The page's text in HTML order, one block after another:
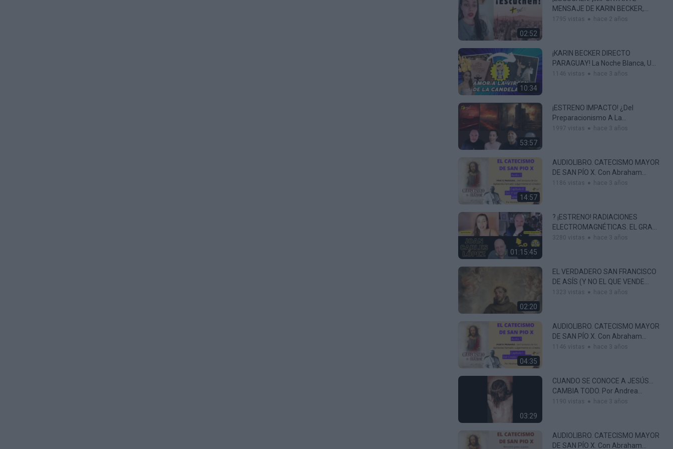
02:52
MENSAJE DE KARIN BECKER,
CORRESPONSAL DE ADORACIÓN
1795 vistas hace 2 años
10:34
¡KARIN BECKER DIRECTO
PARAGUAY! La Noche Blanca, Un
Pueblo Devoto A La Virgen De La
1146 vistas hace 3 años
53:57
¡ESTRENO IMPACTO! ¿Del
Preparacionismo A La
SUPERVIVENCIA EXTREMA?
1997 vistas hace 3 años
14:57
AUDIOLIBRO. CATECISMO MAYOR
DE SAN PÍO X. Con Abraham
García. Audio 2 – Del 1º Art. Del
1186 vistas hace 3 años
01:15:45
? ¡ESTRENO! RADIACIONES
ELECTROMAGNÉTICAS. EL GRAN
PELIGRO QUE SE OCULTA
3280 vistas hace 3 años
02:20
EL VERDADERO SAN FRANCISCO
DE ASÍS (Y NO EL QUE VENDE
BERGOGLIO) Andrea Serrano.
1323 vistas hace 3 años
04:35
AUDIOLIBRO. CATECISMO MAYOR
DE SAN PÍO X. Con Abraham
García. Audio 1 – Del Credo En
1146 vistas hace 3 años
03:29
CUANDO SE CONOCE A JESÚS…
CAMBIA TODO. Por Andrea
Serrano
1190 vistas hace 3 años
AUDIOLIBRO. CATECISMO MAYOR
DE SAN PÍO X. Con Abraham